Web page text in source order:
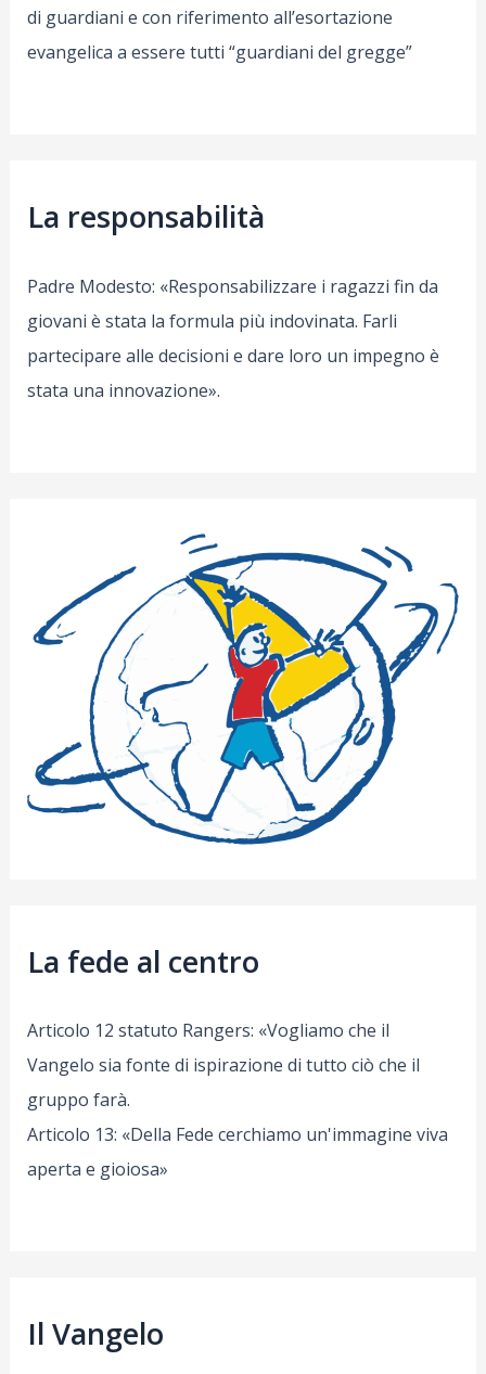
di guardiani e con riferimento all’esortazione
evangelica a essere tutti “guardiani del gregge”
La responsabilità
Padre Modesto: «Responsabilizzare i ragazzi fin da
giovani è stata la formula più indovinata. Farli
partecipare alle decisioni e dare loro un impegno è
stata una innovazione».
La fede al centro
Articolo 12 statuto Rangers: «Vogliamo che il
Vangelo sia fonte di ispirazione di tutto ciò che il
gruppo farà.
Articolo 13: «Della Fede cerchiamo un'immagine viva
aperta e gioiosa»
Il Vangelo